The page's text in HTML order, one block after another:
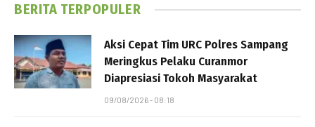
BERITA TERPOPULER
Aksi Cepat Tim URC Polres Sampang
Meringkus Pelaku Curanmor
Diapresiasi Tokoh Masyarakat
09/08/2026 - 08:18